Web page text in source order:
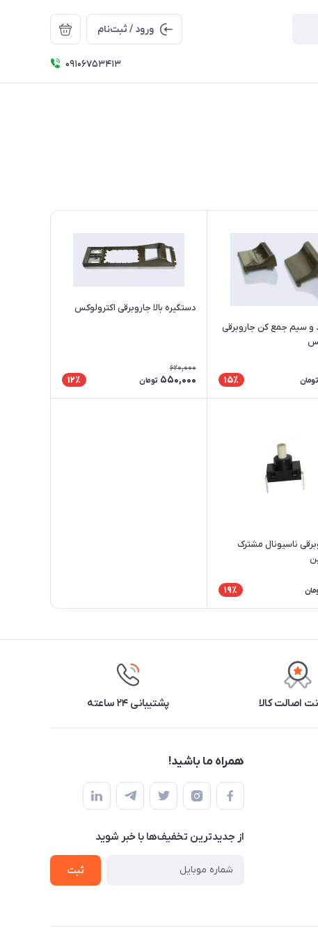
ورود / ثبت‌نام
09106753413
و سیم جمع کن جاروبرقی
تومان 15٪
دستگیره بالا جاروبرقی اکترولوکس
620,000
550,000 تومان 12٪
ناسیونال مشترک
19٪
اصالت کالا پشتیبانی ۲۴ ساعته
همراه ما باشید!
از جدید‌ترین تخفیف‌ها با‌ خبر شوید
ثبت